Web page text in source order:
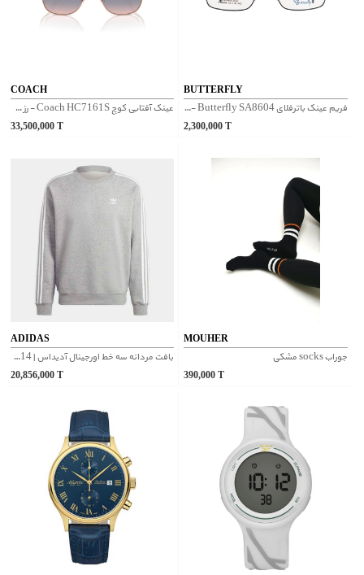
COACH
عینک آفتابی کوچ Coach HC7161S - رز گلد
33,500,000T
BUTTERFLY
فریم عینک باترفلای Butterfly SA8604 - مشکی
2,300,000 T
ADIDAS
بافت مردانه سه خط اورجینال آدیداس | IM4514
20,856,000T
MOUHER
جوراب socks مشکی
390,000 T